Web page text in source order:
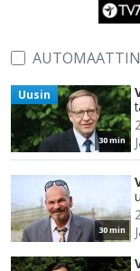
30 min
Uusin
30 min